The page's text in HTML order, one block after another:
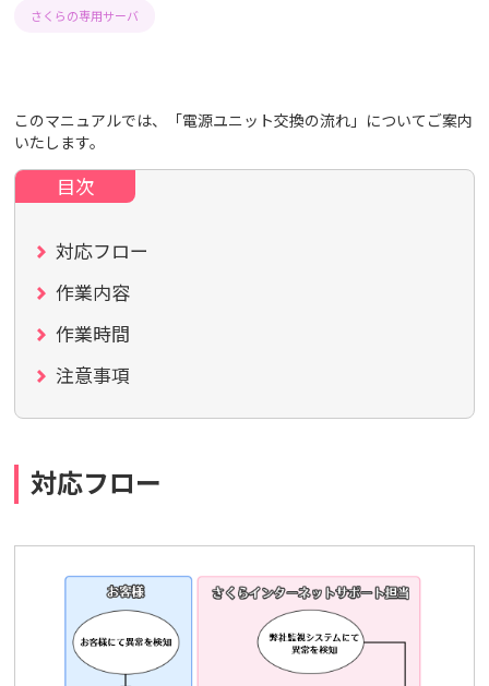
さくらの専用サーバ
このマニュアルでは、「電源ユニット交換の流れ」についてご案内
いたします。
対応フロー
作業内容
作業時間
注意事項
対応フロー